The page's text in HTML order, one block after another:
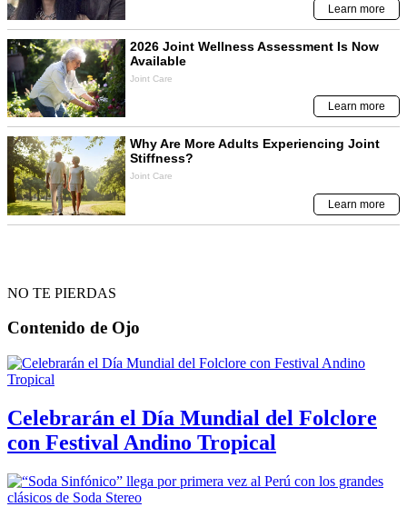
NO TE PIERDAS
Contenido de Ojo
Celebrarán el Día Mundial del Folclore
con Festival Andino Tropical